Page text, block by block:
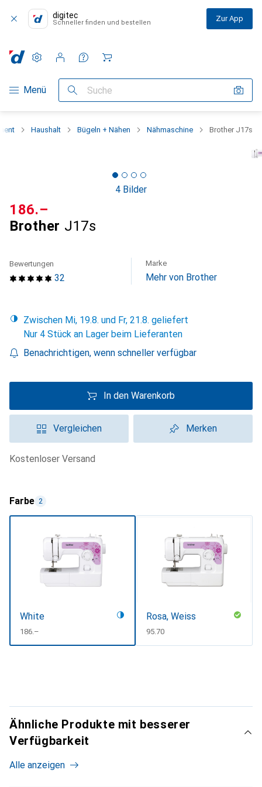
digitec
Schneller finden und bestellen Zur App
Navigation nach Kategorien
Menü Suche
Einstellungen
Kundenkonto
Vergleichslisten
Merklisten
Warenkorb
Haushalt Bügeln + Nähen Nähmaschine Brother J17s
4 Bilder
Brother J17s
CHF
186.–
32
Bewertungen Marke
Mehr von Brother
Zwischen Mi, 19.8. und Fr, 21.8. geliefert
Nur 4 Stück an Lager beim Lieferanten
Benachrichtigen, wenn schneller verfügbar
In den Warenkorb
Vergleichen Merken
kostenloser Versand
Farbe 2
White
CHF
186.–
Rosa, Weiss
CHF
95.70
Ähnliche Produkte mit besserer
Verfügbarkeit
Alle anzeigen